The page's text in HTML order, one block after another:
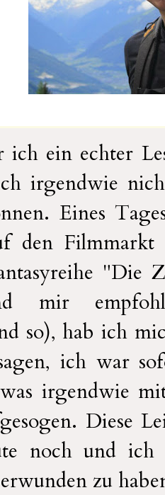
ich ein echter
irgendwie
Eines
den Filmmarkt
"Die
mir
so), hab ich
ich war
irgendwie
Diese
noch und
zu